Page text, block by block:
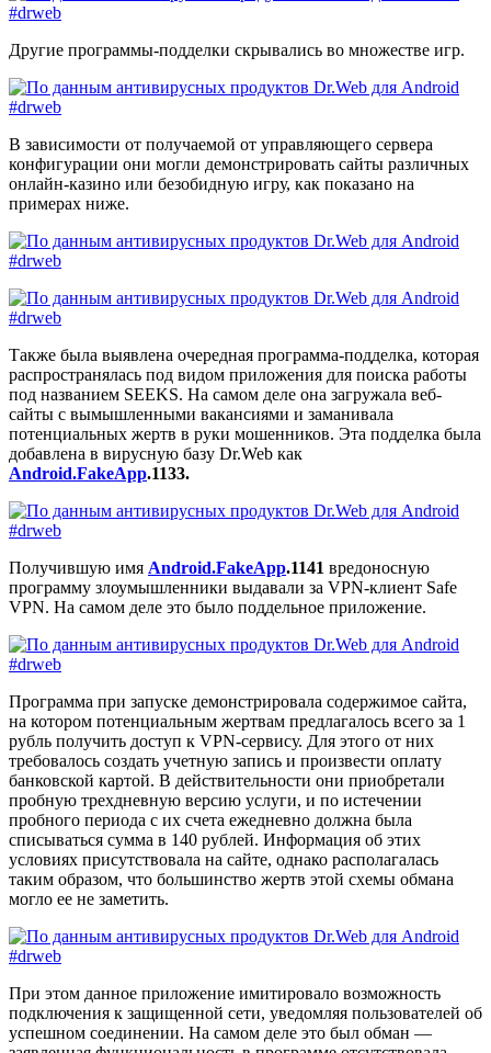
Другие программы-подделки скрывались во множестве игр.
В зависимости от получаемой от управляющего сервера
конфигурации они могли демонстрировать сайты различных
онлайн-казино или безобидную игру, как показано на
примерах ниже.
Также была выявлена очередная программа-подделка, которая
распространялась под видом приложения для поиска работы
под названием SEEKS. На самом деле она загружала веб-
сайты с вымышленными вакансиями и заманивала
потенциальных жертв в руки мошенников. Эта подделка была
добавлена в вирусную базу Dr.Web как
Android.FakeApp.1133.
Получившую имя Android.FakeApp.1141 вредоносную
программу злоумышленники выдавали за VPN-клиент Safe
VPN. На самом деле это было поддельное приложение.
Программа при запуске демонстрировала содержимое сайта,
на котором потенциальным жертвам предлагалось всего за 1
рубль получить доступ к VPN-сервису. Для этого от них
требовалось создать учетную запись и произвести оплату
банковской картой. В действительности они приобретали
пробную трехдневную версию услуги, и по истечении
пробного периода с их счета ежедневно должна была
списываться сумма в 140 рублей. Информация об этих
условиях присутствовала на сайте, однако располагалась
таким образом, что большинство жертв этой схемы обмана
могло ее не заметить.
При этом данное приложение имитировало возможность
подключения к защищенной сети, уведомляя пользователей об
успешном соединении. На самом деле это был обман —